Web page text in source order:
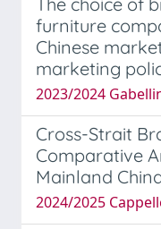
furniture
Chinese
marketing
2023/2024
Cross-Strait
Comparative
Mainland
2024/2025